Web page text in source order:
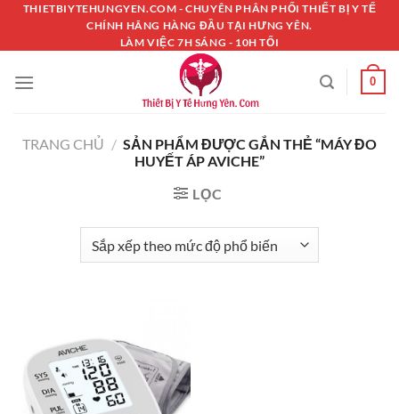
Chuyển
nội
dung
THIETBIYTEHUNGYEN.COM - CHUYÊN PHÂN PHỐI THIẾT BỊ Y TẾ
CHÍNH HÃNG HÀNG ĐẦU TẠI HƯNG YÊN.
LÀM VIỆC 7H SÁNG - 10H TỐI
0
TRANG CHỦ / SẢN PHẨM ĐƯỢC GẮN THẺ “MÁY ĐO
HUYẾT ÁP AVICHE”
LỌC